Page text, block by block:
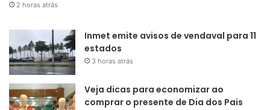
2 horas atrás
Inmet emite avisos de vendaval para 11
estados
3 horas atrás
Veja dicas para economizar ao
comprar o presente de Dia dos Pais